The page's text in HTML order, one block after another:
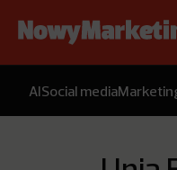
AISocial media